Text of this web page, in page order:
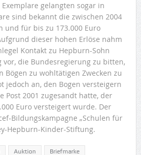
gelangten sogar in
sind bekannt die zwischen 2004
und für bis zu 173.000 Euro
dieser hohen Erlöse nahm
Kontakt zu Hepburn-Sohn
vor, die Bundesregierung zu bitten,
Bögen zu wohltätigen Zwecken zu
jedoch an, den Bogen versteigern
Post 2001 zugesandt hatte, der
Euro versteigert wurde. Der
Bildungskampagne „Schulen für
Hepburn-Kinder-Stiftung.
Auktion Briefmarke